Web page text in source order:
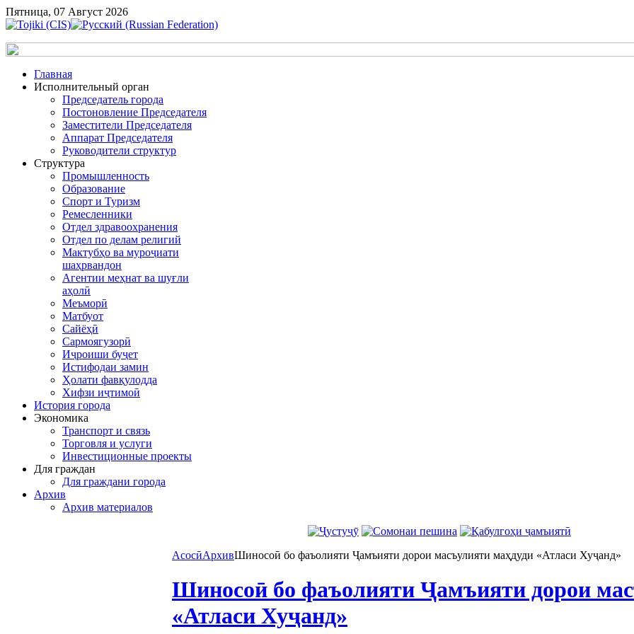
Пятница, 07 Август 2026
Главная
Исполнительный орган
Председатель города
Постоновление Председателя
Заместители Председателя
Аппарат Председателя
Руководители структур
Структура
Промышленность
Образование
Спорт и Туризм
Ремесленники
Отдел здравоохранения
Отдел по делам религий
Мактубҳо ва муроҷиати
шаҳрвандон
Агентии меҳнат ва шуғли
аҳолӣ
Меъморӣ
Матбуот
Сайёҳӣ
Сармоягузорӣ
Иҷроиши буҷет
Истифодаи замин
Ҳолати фавқулодда
Хифзи иҷтимоӣ
История города
Экономика
Транспорт и связь
Торговля и услуги
Инвестиционные проекты
Для граждан
Для граждани города
Архив
Архив материалов
АсосӣАрхивШиносоӣ бо фаъолияти Ҷамъияти дорои масъулияти маҳдуди «Атласи Хуҷанд»
Шиносоӣ бо фаъолияти Ҷамъияти дорои
«Атласи Хуҷанд»